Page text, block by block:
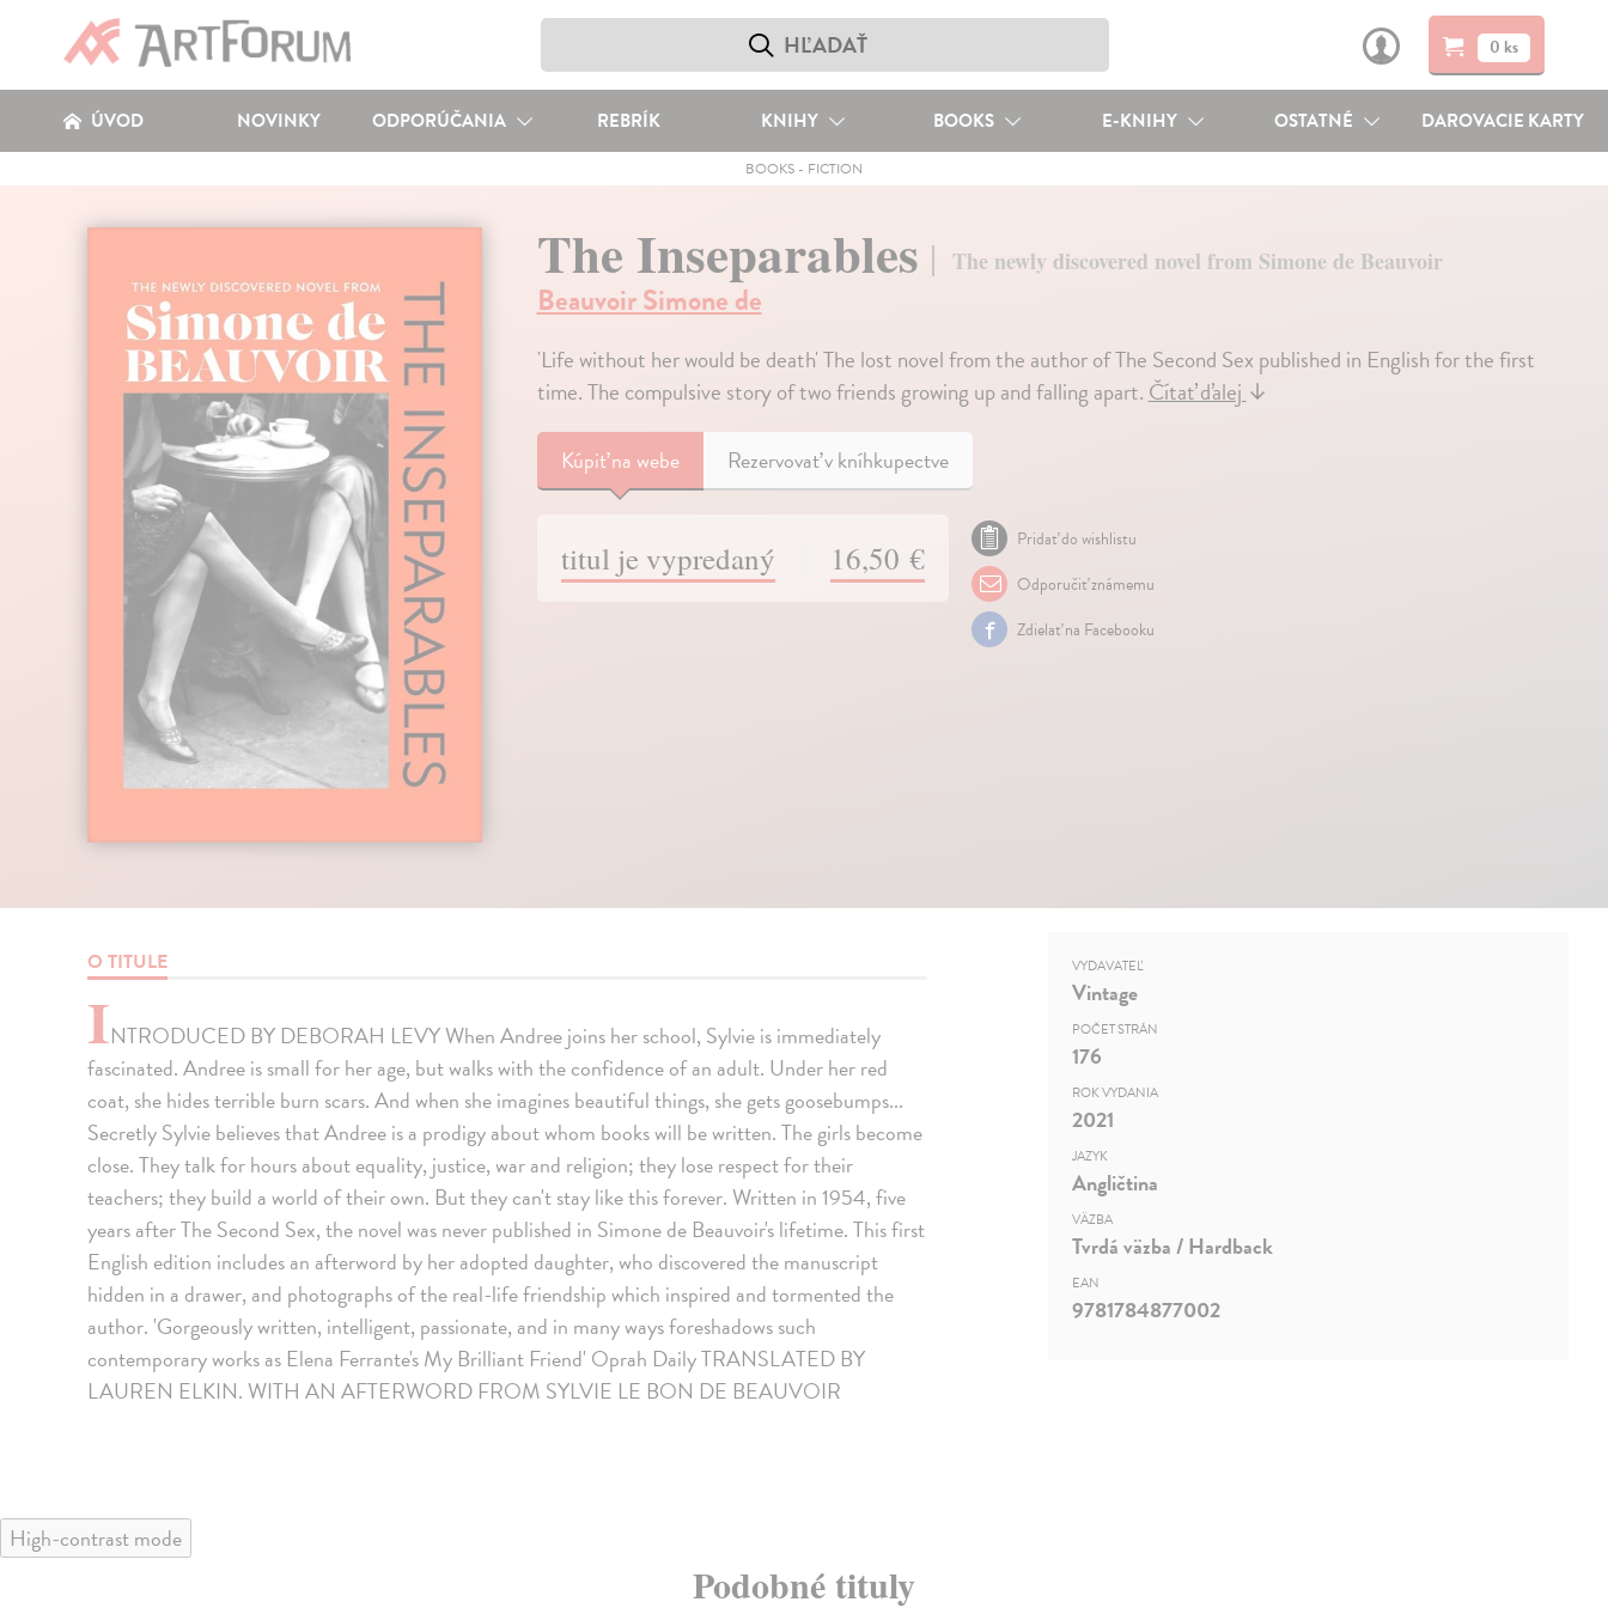
0 ks
ÚVOD NOVINKY ODPORÚČANIA REBRÍK KNIHY BOOKS E-KNIHY OSTATNÉ DAROVACIE KARTY
BOOKS- FICTION
The Inseparables The newly discovered novel from Simone de Beauvoir
Beauvoir Simone de
'Life without her would be death' The lost novel from the author of The Second Sex published in English for the first
time. The compulsive story of two friends growing up and falling apart.Čítať ďalej↓
Kúpiťna webe Rezervovať v kníhkupectve
titul je vypredaný 16,50 €
Pridať do wishlistu
Odporučiť známemu
Zdielať na Facebooku
O TITULE
INTRODUCED BY DEBORAH LEVY When Andree joins her school, Sylvie is immediately
fascinated. Andree is small for her age, but walks with the confidence of an adult. Under her red
coat, she hides terrible burn scars. And when she imagines beautiful things, she gets goosebumps...
Secretly Sylvie believes that Andree is a prodigy about whom books will be written. The girls become
close. They talk for hours about equality, justice, war and religion; they lose respect for their
teachers; they build a world of their own. But they can't stay like this forever. Written in 1954, five
years after The Second Sex, the novel was never published in Simone de Beauvoir's lifetime. This first
English edition includes an afterword by her adopted daughter, who discovered the manuscript
hidden in a drawer, and photographs of the real-life friendship which inspired and tormented the
author. 'Gorgeously written, intelligent, passionate, and in many ways foreshadows such
contemporary works as Elena Ferrante's My Brilliant Friend' Oprah Daily TRANSLATED BY
LAUREN ELKIN. WITH AN AFTERWORD FROM SYLVIE LE BON DE BEAUVOIR
VYDAVATEĽ
Vintage
POČET STRÁN
176
ROK VYDANIA
2021
JAZYK
Angličtina
VÄZBA
Tvrdá väzba / Hardback
EAN
9781784877002
High-contrast mode
Podobné tituly